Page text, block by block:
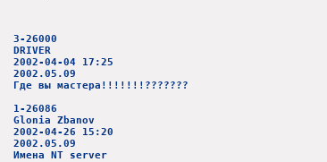
3-26000
DRIVER
2002-04-04 17:25
2002.05.09
Где вы мастера!!!!!!!???????
1-26086
Glonia Zbanov
2002-04-26 15:20
2002.05.09
Имена NT server